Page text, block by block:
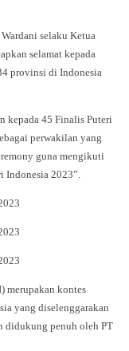
selaku Ketua
selamat kepada
provinsi di Indonesia
kepada 45 Finalis Puteri
perwakilan yang
guna mengikuti
Indonesia 2023”.
merupakan kontes
yang diselenggarakan
didukung penuh oleh PT